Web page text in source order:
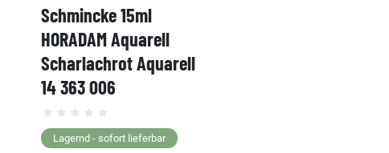
Schmincke 15ml
HORADAM Aquarell
Scharlachrot Aquarell
14 363 006
Lagernd - sofort lieferbar